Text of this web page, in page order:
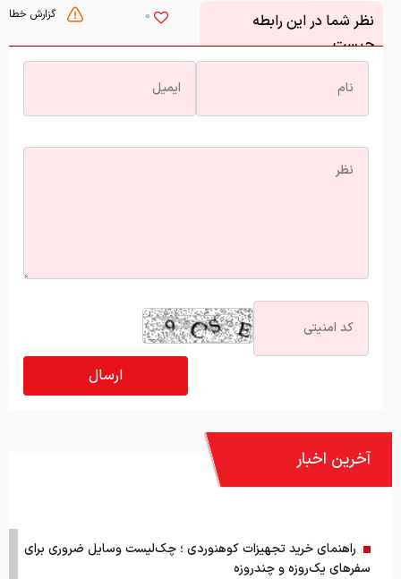
گزارش خطا 0
نظر شما در این رابطه
چیست
آخرین اخبار
راهنمای خرید تجهیزات کوهنوردی ؛ چک‌لیست وسایل ضروری برای
سفرهای یک‌روزه و چندروزه